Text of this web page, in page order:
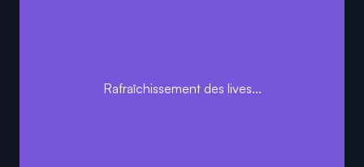
Rafraîchissement des lives...